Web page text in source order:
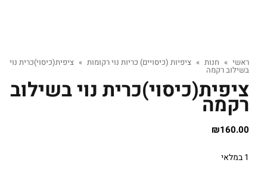
ראשי » חנות » ציפיות (כיסויים) כריות נוי רקומות » ציפית(כיסוי)כרית נוי
בשילוב רקמה
ציפית(כיסוי)כרית נוי בשילוב
רקמה
₪160.00
1 במלאי